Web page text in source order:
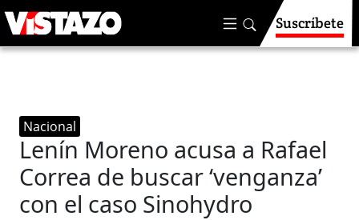
Suscríbete
Nacional
Lenín Moreno acusa a Rafael
Correa de buscar ‘venganza’
con el caso Sinohydro